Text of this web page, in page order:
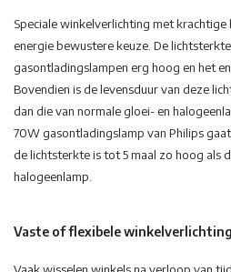
Speciale winkelverlichting met krachtige
energie bewustere keuze. De
gasontladingslampen erg hoog en het
Bovendien is de levensduur van deze
dan die van normale gloei- en
70W gasontladingslamp van Philips
de lichtsterkte is tot 5 maal zo hoog als
halogeenlamp.
Vaste of flexibele winkelverlichting